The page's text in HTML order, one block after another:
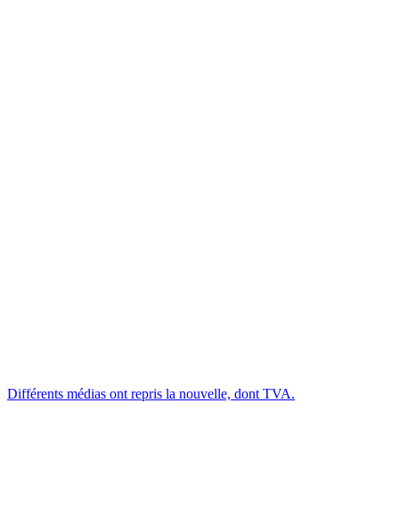
Différents médias ont repris la nouvelle, dont TVA.